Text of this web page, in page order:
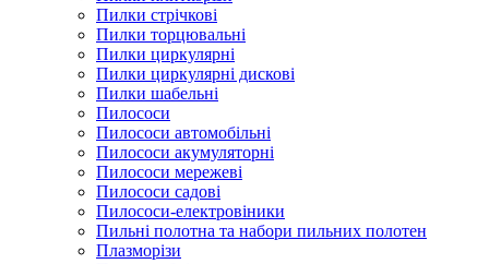
Пилки стрічкові
Пилки торцювальні
Пилки циркулярні
Пилки циркулярні дискові
Пилки шабельні
Пилососи
Пилососи автомобільні
Пилососи акумуляторні
Пилососи мережеві
Пилососи садові
Пилососи-електровіники
Пильні полотна та набори пильних полотен
Плазморізи